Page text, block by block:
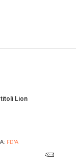
Lion
FD'A